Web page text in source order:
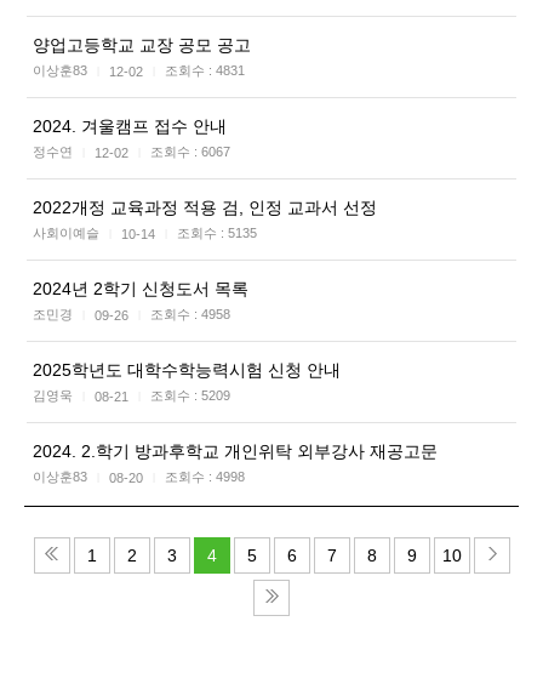
양업고등학교 교장 공모 공고
이상훈83 12-02 조회수 : 4831
2024. 겨울캠프 접수 안내
정수연 12-02 조회수 : 6067
2022개정 교육과정 적용 검, 인정 교과서 선정
사회이예슬 10-14 조회수 : 5135
2024년 2학기 신청도서 목록
조민경 09-26 조회수 : 4958
2025학년도 대학수학능력시험 신청 안내
김영욱 08-21 조회수 : 5209
2024. 2.학기 방과후학교 개인위탁 외부강사 재공고문
이상훈83 08-20 조회수 : 4998
1 2 3 4 5 6 7 8 9 10